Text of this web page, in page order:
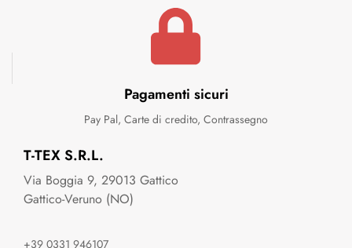
Pagamenti sicuri
Pay Pal, Carte di credito, Contrassegno
T-TEX S.R.L.
Via Boggia 9, 29013 Gattico
Gattico-Veruno (NO)
+39 0331 946107